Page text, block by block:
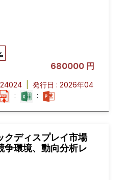
680000 円
発行日 : 2026年04
: :
クディスプレイ市場
争環境、動向分析レ